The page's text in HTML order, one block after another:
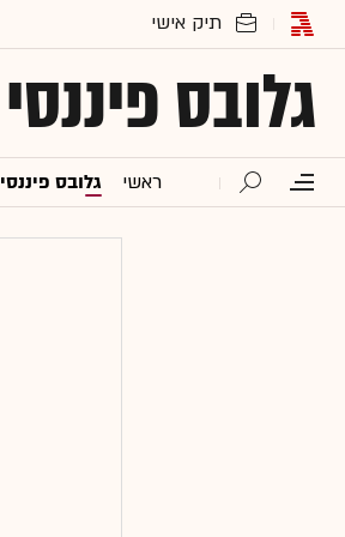
גלובס פיננסי
ראשי גלובס פיננסי